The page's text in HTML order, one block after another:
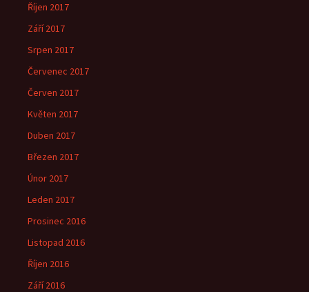
Říjen 2017
Září 2017
Srpen 2017
Červenec 2017
Červen 2017
Květen 2017
Duben 2017
Březen 2017
Únor 2017
Leden 2017
Prosinec 2016
Listopad 2016
Říjen 2016
Září 2016